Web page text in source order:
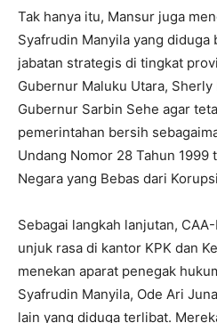
Tak hanya itu, Mansur juga
Syafrudin Manyila yang diduga
jabatan strategis di tingkat
Gubernur Maluku Utara, Sherly
Gubernur Sarbin Sehe agar
pemerintahan bersih
Undang Nomor 28 Tahun 1999
Negara yang Bebas dari
Sebagai langkah lanjutan,
unjuk rasa di kantor KPK dan
menekan aparat penegak
Syafrudin Manyila, Ode Ari
lain yang diduga terlibat.